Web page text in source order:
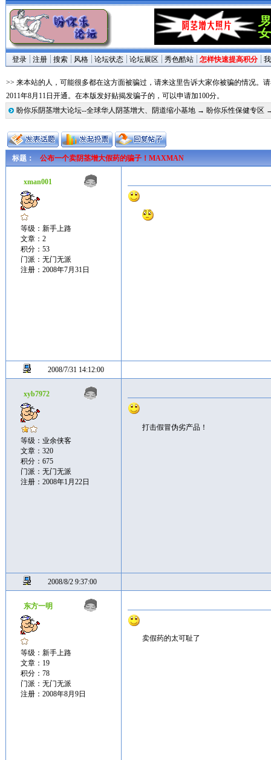
登录 注册 搜索 风格 论坛状态 论坛展区 秀色酷站 怎样快速提高积分
>> 来本站的人，可能很多都在这方面被骗过，请来这里告诉大家你被骗的情况。
2011年8月11日开通。在本版发好贴揭发骗子的，可以申请加100分。
盼你乐阴茎增大论坛--全球华人阴茎增大、阴道缩小基地→ 盼你乐性保健专区
标题： 公布一个卖阴茎增大假药的骗子！MAXMAN
xman001
等级：新手上路
文章：2
积分：53
门派：无门无派
注册：2008年7月31日
2008/7/31 14:12:00
xyb7972
等级：业余侠客
文章：320
积分：675
门派：无门无派
注册：2008年1月22日
打击假冒伪劣产品！
2008/8/2 9:37:00
东方一明
等级：新手上路
文章：19
积分：78
门派：无门无派
注册：2008年8月9日
卖假药的太可耻了